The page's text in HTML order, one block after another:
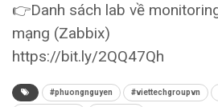
👉Danh sách lab về
mạng (Zabbix)
https://bit.ly/2QQ47Qh
#phuongnguyen #viettechgroupvn